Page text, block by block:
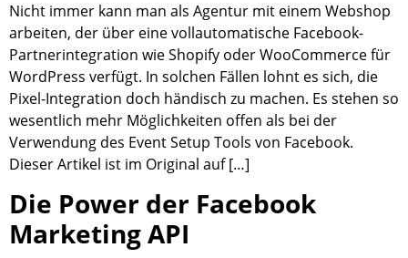
Nicht immer kann man als Agentur mit einem Webshop
arbeiten, der über eine vollautomatische Facebook-
Partnerintegration wie Shopify oder WooCommerce für
WordPress verfügt. In solchen Fällen lohnt es sich, die
Pixel-Integration doch händisch zu machen. Es stehen so
wesentlich mehr Möglichkeiten offen als bei der
Verwendung des Event Setup Tools von Facebook.
Dieser Artikel ist im Original auf […]
Die Power der Facebook
Marketing API